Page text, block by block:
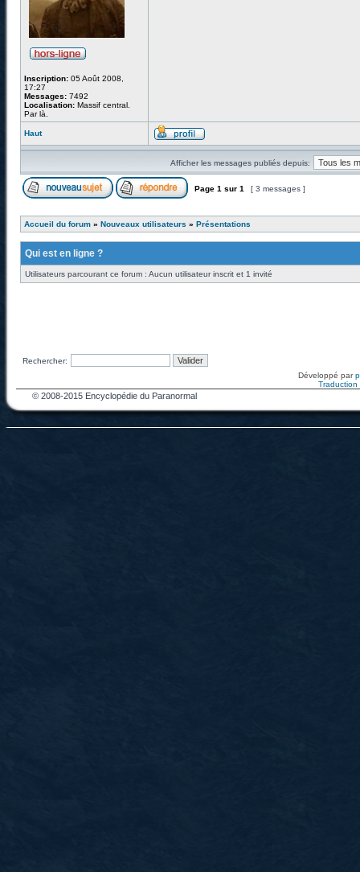
Inscription: 05 Août 2008,
17:27
Messages: 7492
Localisation: Massif central.
Par là.
Haut
Afficher les messages publiés depuis:
Page 1 sur 1 [ 3 messages ]
Accueil du forum » Nouveaux utilisateurs » Présentations
Qui est en ligne ?
Utilisateurs parcourant ce forum : Aucun utilisateur inscrit et 1 invité
Rechercher:
Développé par
Traduction
© 2008-2015 Encyclopédie du Paranormal